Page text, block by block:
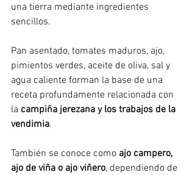
una tierra mediante ingredientes
sencillos.
Pan asentado, tomates maduros, ajo,
pimientos verdes, aceite de oliva, sal y
agua caliente forman la base de una
receta profundamente relacionada con
la campiña jerezana y los trabajos de la
vendimia.
También se conoce como ajo campero,
ajo de viña o ajo viñero, dependiendo de